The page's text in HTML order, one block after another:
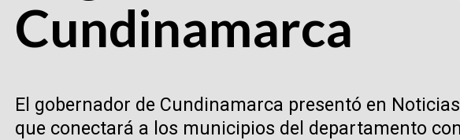
Cundinamarca
El gobernador de Cundinamarca presentó en
que conectará a los municipios del departamento